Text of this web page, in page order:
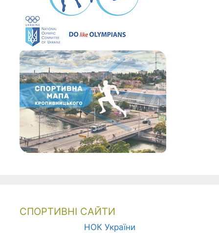
СПОРТИВНІ САЙТИ
НОК України